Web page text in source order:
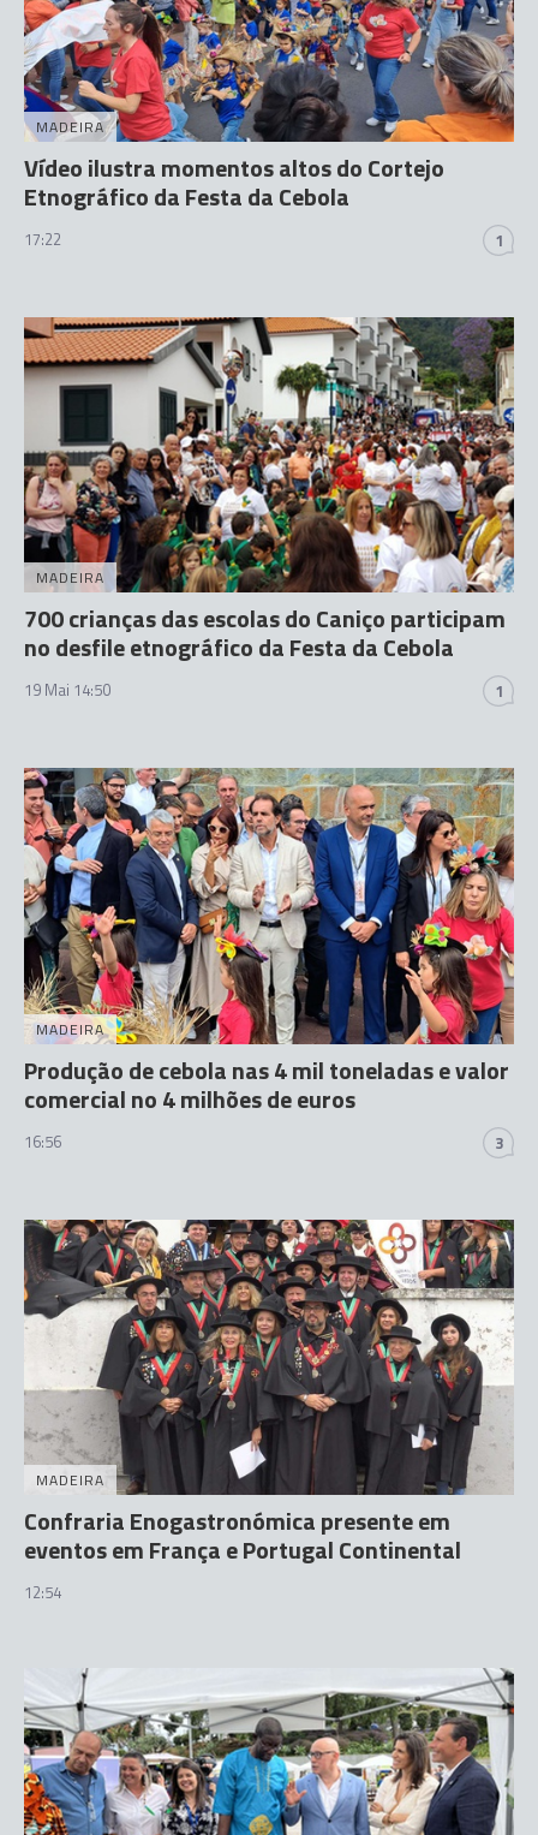
MADEIRA
Vídeo ilustra momentos altos do Cortejo
Etnográfico da Festa da Cebola
17:22 1
MADEIRA
700 crianças das escolas do Caniço participam
no desfile etnográfico da Festa da Cebola
19 Mai 14:50 1
MADEIRA
Produção de cebola nas 4 mil toneladas e valor
comercial no 4 milhões de euros
16:56 3
MADEIRA
Confraria Enogastronómica presente em
eventos em França e Portugal Continental
12:54